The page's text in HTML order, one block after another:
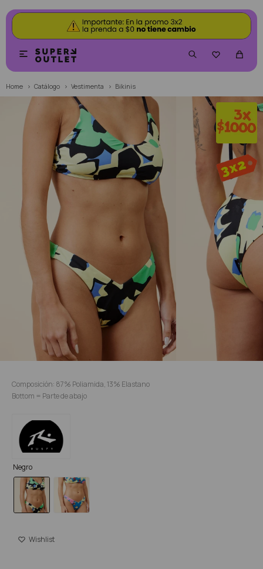


Home Catálogo Vestimenta Bikinis
Composición: 87% Poliamida, 13% Elastano
Bottom = Parte de abajo
Negro